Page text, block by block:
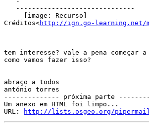
   ------------------------------
   - [image: Recurso]
Créditos<http://ign.go-learning.net/
tem interesse? vale a pena começar
como vamos fazer isso?
abraço a todos
antónio torres
-------------- próxima parte
Um anexo em HTML foi limpo...
URL:
http://lists.osgeo.org/pipermail/